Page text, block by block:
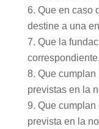
Que en caso
destine a una
Que la
correspondiente.
Que
previstas en la
Que cumplan
prevista en la